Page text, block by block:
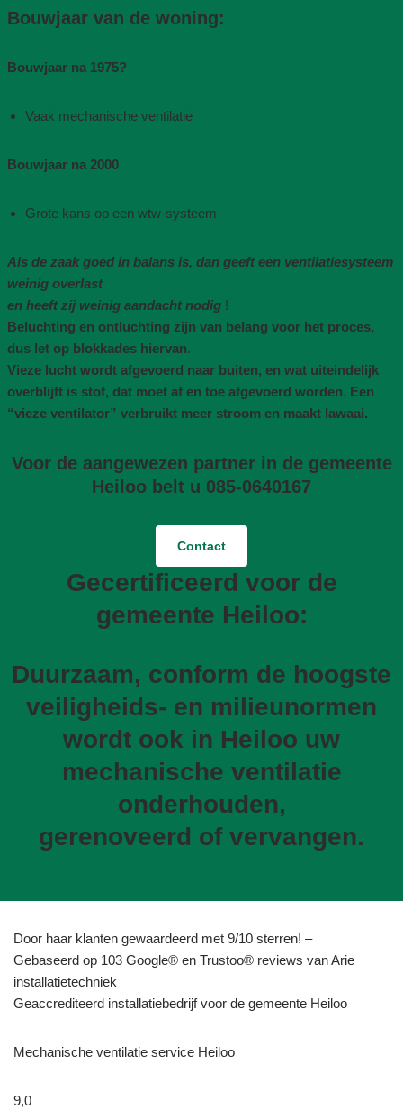
Bouwjaar van de woning​:
Bouwjaar na 1975​?
Vaak mechanische ventilatie​
Bouwjaar na 2000
Grote kans op een wtw-systeem
Als de zaak goed in balans is, dan geeft een ventilatiesysteem
weinig overlast
en heeft zij weinig aandacht nodig !
Beluchting en ontluchting zijn van belang voor het proces,
dus let op blokkades hiervan.
Vieze lucht wordt afgevoerd naar buiten, en wat uiteindelijk
overblijft is stof, dat moet af en toe afgevoerd worden. Een
“vieze ventilator” verbruikt meer stroom en maakt lawaai.
Voor de aangewezen partner in de gemeente
Heiloo belt u 085-0640167
Contact
Gecertificeerd voor de
gemeente Heiloo:
Duurzaam, conform de hoogste
veiligheids- en milieunormen
wordt ook in Heiloo uw
mechanische ventilatie
onderhouden,
gerenoveerd of vervangen.
Door haar klanten gewaardeerd met 9/10 sterren! –
Gebaseerd op 103 Google® en Trustoo® reviews van Arie
installatietechniek
Geaccrediteerd installatiebedrijf voor de gemeente Heiloo
Mechanische ventilatie service Heiloo
9,0